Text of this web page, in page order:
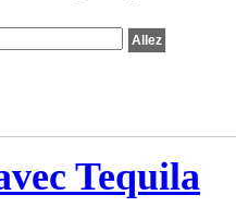
Tequila